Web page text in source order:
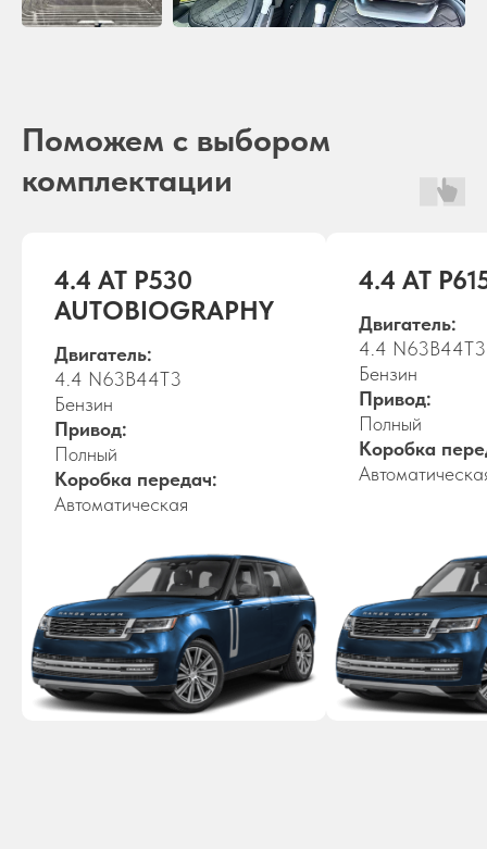
Поможем с выбором
комплектации
4.4 AT P530
AUTOBIOGRAPHY
Двигатель:
4.4 N63B44T3
Бензин
Привод:
Полный
Коробка передач:
Автоматическая
4.4 AT
Двигатель:
4.4 N63B44T3
Бензин
Привод:
Полный
Коробка